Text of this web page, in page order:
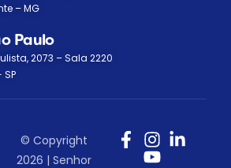
– MG
Paulo
2073 – Sala 2220
© Copyright
2026 | Senhor